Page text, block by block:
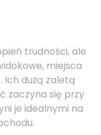
trudności, ale
miejsca
Ich dużą zaletą
zaczyna się przy
je idealnymi na